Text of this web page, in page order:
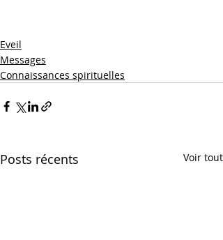
Eveil
Messages
Connaissances spirituelles
Posts récents Voir tout